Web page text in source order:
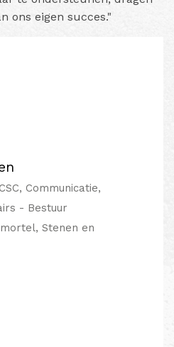
ons eigen succes."
Communicatie,
- Bestuur
Stenen en